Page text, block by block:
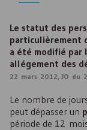
Le statut des
particulièrement
a été modifié
allégement des
22 mars 2012, JO du
Le nombre de
peut dépasser un
période de 12